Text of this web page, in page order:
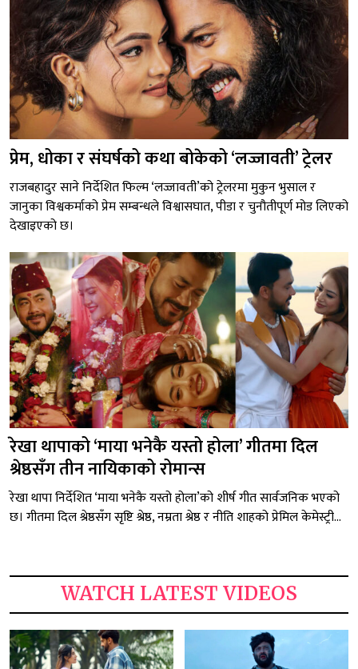
प्रेम, धोका र संघर्षको कथा बोकेको ‘लज्जावती’ ट्रेलर
राजबहादुर साने निर्देशित फिल्म ‘लज्जावती’को ट्रेलरमा मुकुन भुसाल र
जानुका विश्वकर्माको प्रेम सम्बन्धले विश्वासघात, पीडा र चुनौतीपूर्ण मोड लिएको
देखाइएको छ।
रेखा थापाको ‘माया भनेकै यस्तो होला’ गीतमा दिल
श्रेष्ठसँग तीन नायिकाको रोमान्स
रेखा थापा निर्देशित ‘माया भनेकै यस्तो होला’को शीर्ष गीत सार्वजनिक भएको
छ। गीतमा दिल श्रेष्ठसँग सृष्टि श्रेष्ठ, नम्रता श्रेष्ठ र नीति शाहको प्रेमिल केमेस्ट्री...
WATCH LATEST VIDEOS